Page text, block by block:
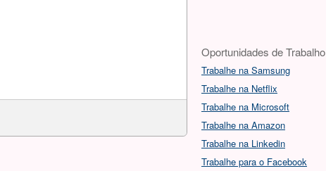
Oportunidades de Trabalho
Trabalhe na Samsung
Trabalhe na Netflix
Trabalhe na Microsoft
Trabalhe na Amazon
Trabalhe na Linkedin
Trabalhe para o Facebook